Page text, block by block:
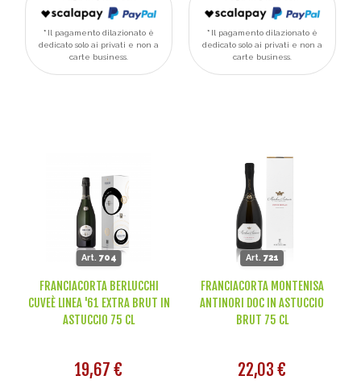
Il pagamento dilazionato è
dedicato solo ai privati e non a
carte business.
Il pagamento dilazionato è
dedicato solo ai privati e non a
carte business.
Art. 704
FRANCIACORTA BERLUCCHI
CUVEÈ LINEA '61 EXTRA BRUT IN
ASTUCCIO 75 CL
19,67 €
Art. 721
FRANCIACORTA MONTENISA
ANTINORI DOC IN ASTUCCIO
BRUT 75 CL
22,03 €